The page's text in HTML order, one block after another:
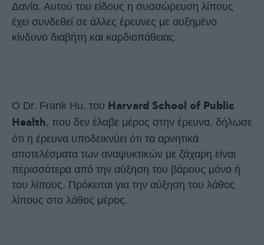
Δανία. Αυτού του είδους η συσσώρευση λίπους
έχει συνδεθεί σε άλλες έρευνες με αυξημένο
κίνδυνο διαβήτη και καρδιοπάθειας.
Ο Dr. Frank Hu, του Harvard School of Public
Health, που δεν έλαβε μέρος στην έρευνα, δήλωσε
ότι η έρευνα υποδεικνύει ότι τα αρνητικά
αποτελέσματα των αναψυκτικών με ζάχαρη είναι
περισσότερα από την αύξηση του βάρους μόνο ή
του λίπους. Πρόκειται για την αύξηση του λάθος
λίπους στο λάθος μέρος.